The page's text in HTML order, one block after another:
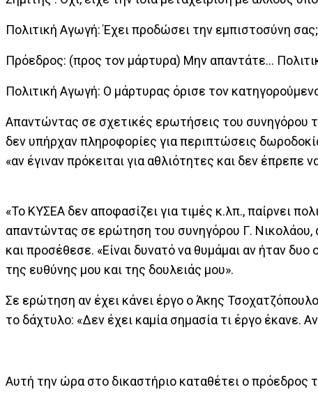
Πολιτική Αγωγή: Έχει προδώσει την εμπιστοσύνη σας;
Πρόεδρος: (προς τον μάρτυρα) Μην απαντάτε...
Πολιτική Αγωγή: Ο μάρτυρας όρισε τον
Απαντώντας σε σχετικές ερωτήσεις του συνηγόρου
δεν υπήρχαν πληροφορίες για περιπτώσεις
«αν έγιναν πρόκειται για αθλιότητες και δεν έπρεπε
«Το ΚΥΣΕΑ δεν αποφασίζει για τιμές κ.λπ., παίρνει
απαντώντας σε ερώτηση του συνηγόρου Γ. Νικολάου,
και προσέθεσε. «Είναι δυνατό να θυμάμαι αν ήταν
της ευθύνης μου και της δουλειάς μου».
Σε ερώτηση αν έχει κάνει έργο ο Άκης
το δάχτυλο: «Δεν έχει καμία σημασία τι έργο έκανε.
Αυτή την ώρα στο δικαστήριο καταθέτει ο πρόεδρος